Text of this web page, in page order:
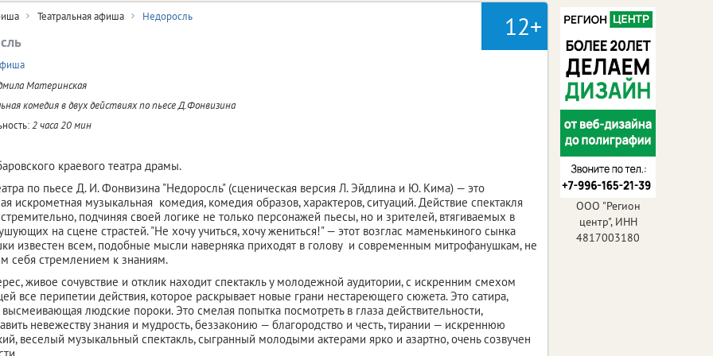
12+
Театральная афиша Недоросль
Материнская
комедия в двух действиях по пьесе Д.Фонвизина
2 часа 20 мин
краевого театра драмы.
по пьесе Д. И. Фонвизина "Недоросль" (сценическая версия Л. Эйдлина и Ю. Кима) — это
искрометная музыкальная комедия, комедия образов, характеров, ситуаций. Действие спектакля
стремительно, подчиняя своей логике не только персонажей пьесы, но и зрителей, втягиваемых в
на сцене страстей. "Не хочу учиться, хочу жениться!" — этот возглас маменькиного сынка
известен всем, подобные мысли наверняка приходят в голову и современным митрофанушкам, не
себя стремлением к знаниям.
живое сочувствие и отклик находит спектакль у молодежной аудитории, с искренним смехом
все перипетии действия, которое раскрывает новые грани нестареющего сюжета. Это сатира,
людские пороки. Это смелая попытка посмотреть в глаза действительности,
невежеству знания и мудрость, беззаконию — благородство и честь, тирании — искреннюю
веселый музыкальный спектакль, сыгранный молодыми актерами ярко и азартно, очень созвучен
ООО "Регион
центр", ИНН
4817003180